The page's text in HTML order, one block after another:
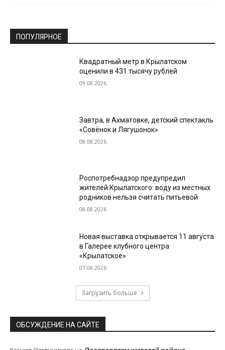
ПОПУЛЯРНОЕ
Квадратный метр в Крылатском
оценили в 431 тысячу рублей
09.08.2026
Завтра, в Ахматовке, детский спектакль
«Совёнок и Лягушонок»
08.08.2026
Роспотребнадзор предупредил
жителей Крылатского: воду из местных
родников нельзя считать питьевой
08.08.2026
Новая выставка открывается 11 августа
в Галерее клубного центра
«Крылатское»
07.08.2026
Загрузить больше
ОБСУЖДЕНИЕ НА САЙТЕ